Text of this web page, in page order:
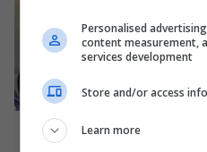
Personalised
content measurement,
services development
Store and/or access
Learn more